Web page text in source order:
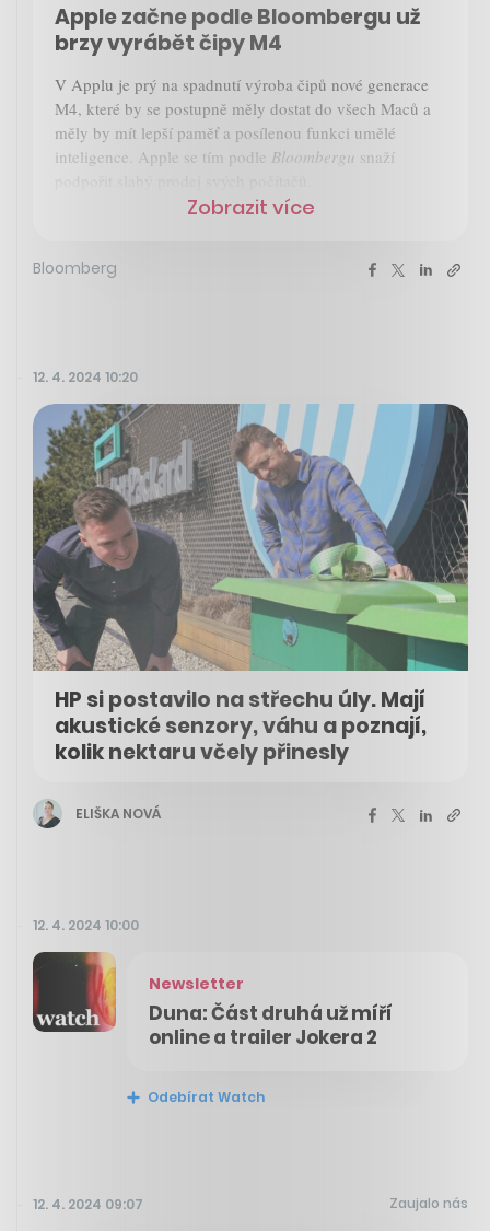
Apple začne podle Bloombergu už
brzy vyrábět čipy M4
V Applu je prý na spadnutí výroba čipů nové generace
M4, které by se postupně měly dostat do všech Maců a
měly by mít lepší paměť a posílenou funkci umělé
inteligence. Apple se tím podle Bloombergu snaží
Zobrazit více
Bloomberg
12. 4. 2024 10:20
HP si postavilo na střechu úly. Mají
akustické senzory, váhu a poznají,
kolik nektaru včely přinesly
ELIŠKA NOVÁ
12. 4. 2024 10:00
Newsletter
Duna: Část druhá už míří
online a trailer Jokera 2
Odebírat Watch
12. 4. 2024 09:07 Zaujalo nás